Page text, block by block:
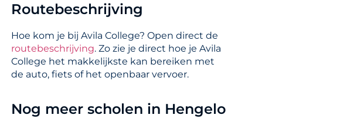
Routebeschrijving
Hoe kom je bij Avila College? Open direct de
routebeschrijving. Zo zie je direct hoe je Avila
College het makkelijkste kan bereiken met
de auto, fiets of het openbaar vervoer.
Nog meer scholen in Hengelo